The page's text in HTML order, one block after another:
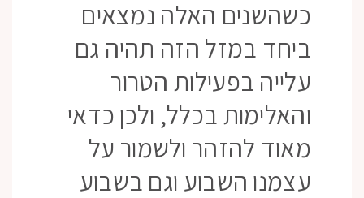
כשהשנים האלה נמצאים
ביחד במזל הזה תהיה גם
עלייה בפעילות הטרור
והאלימות בכלל, ולכן כדאי
מאוד להזהר ולשמור על
עצמנו השבוע וגם בשבוע